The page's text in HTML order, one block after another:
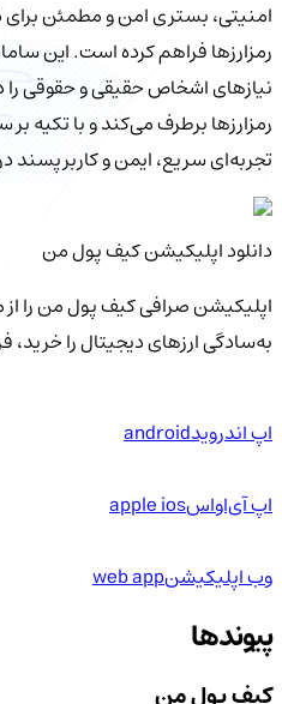
امنیتی، بستری امن و مطمئن برای
رمزارزها فراهم کرده است. این
نیازهای اشخاص حقیقی و حقوقی را
رمزارزها برطرف می‌کند و با تکیه بر
تجربه‌ای سریع، ایمن و کاربرپسند
دانلود اپلیکیشن کیف‌ پول من
اپلیکیشن صرافی کیف پول من را از
به‌سادگی ارزهای دیجیتال را
اپ اندرویدandroid
اپ آی‌او‌اسapple ios
وب اپلیکیشنweb app
پیوندها